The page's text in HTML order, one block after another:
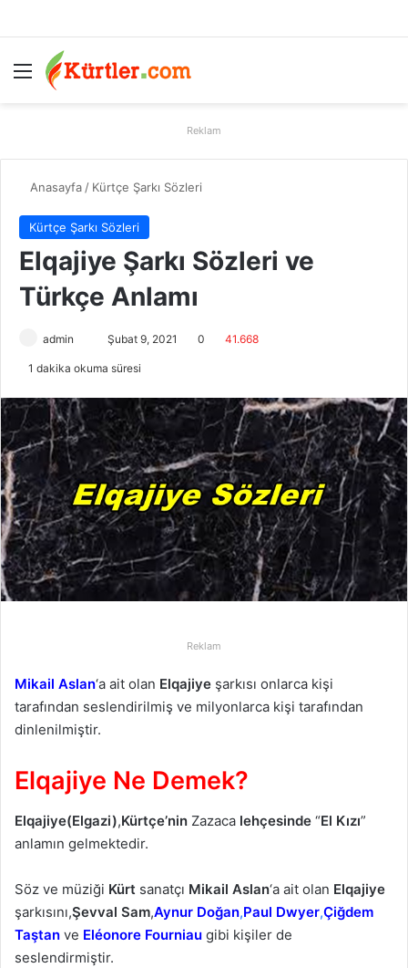
Menü
Reklam
Anasayfa / Kürtçe Şarkı Sözleri
Kürtçe Şarkı Sözleri
Elqajiye Şarkı Sözleri ve
Türkçe Anlamı
admin
e
-
o
s
t
a
g
ö
n
m
e
k
Şubat 9, 2021 0 41.668
1 dakika okuma süresi
Reklam
Mikail Aslan‘a ait olan Elqajiye şarkısı onlarca kişi
tarafından seslendirilmiş ve milyonlarca kişi tarafından
dinlenilmiştir.
Elqajiye Ne Demek?
Elqajiye(Elgazi),Kürtçe’nin Zazaca lehçesinde “El Kızı”
anlamın gelmektedir.
Söz ve müziği Kürt sanatçı Mikail Aslan‘a ait olan Elqajiye
şarkısını,Şevval Sam,Aynur Doğan,Paul Dwyer,Çiğdem
Taştan ve Eléonore Fourniau gibi kişiler de
seslendirmiştir.